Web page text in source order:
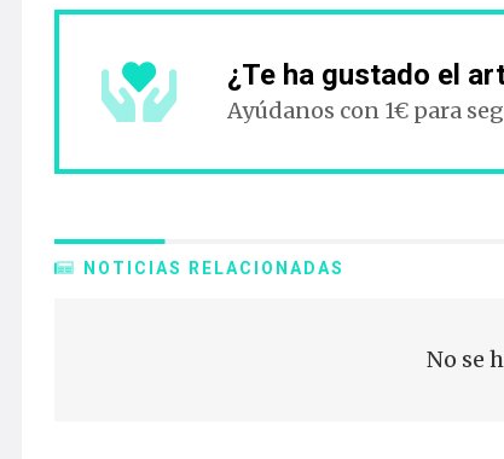
¿Te ha gustado el
Ayúdanos con 1€ para
NOTICIAS RELACIONADAS
No se